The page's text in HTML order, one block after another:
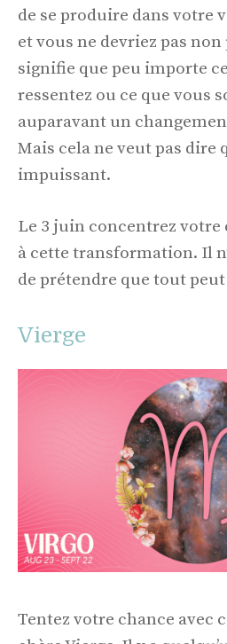
de se produire dans votre
et vous ne devriez pas
signifie que peu importe
ressentez ou ce que vous
auparavant un
Mais cela ne veut pas dire
impuissant.
Le 3 juin concentrez
à cette transformation. Il
de prétendre que tout
Vierge
Tentez votre chance avec